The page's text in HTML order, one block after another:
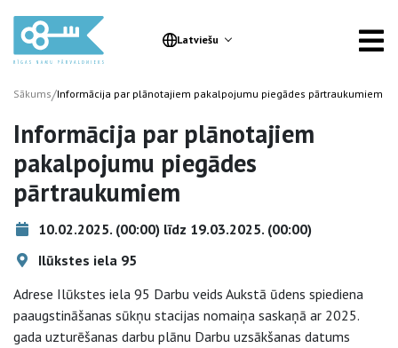
Latviešu
Sākums/Informācija par plānotajiem pakalpojumu piegādes pārtraukumiem
Informācija par plānotajiem
pakalpojumu piegādes
pārtraukumiem
10.02.2025. (00:00) līdz 19.03.2025. (00:00)
Ilūkstes iela 95
Adrese Ilūkstes iela 95 Darbu veids Aukstā ūdens spiediena
paaugstināšanas sūkņu stacijas nomaiņa saskaņā ar 2025.
gada uzturēšanas darbu plānu Darbu uzsākšanas datums